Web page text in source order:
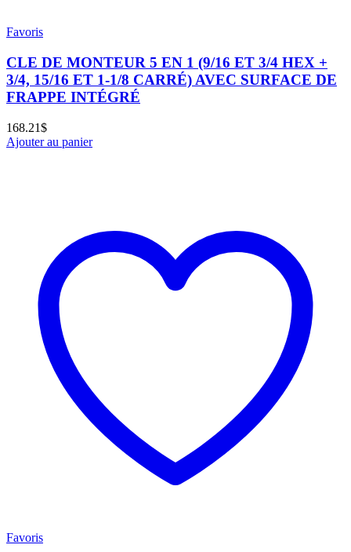
Favoris
CLE DE MONTEUR 5 EN 1 (9/16 ET 3/4 HEX +
3/4, 15/16 ET 1-1/8 CARRÉ) AVEC SURFACE DE
FRAPPE INTÉGRÉ
168.21$
Ajouter au panier
Favoris